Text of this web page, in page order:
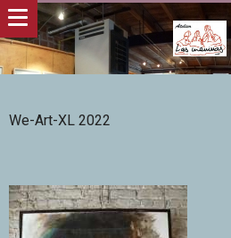
We-Art-XL 2022